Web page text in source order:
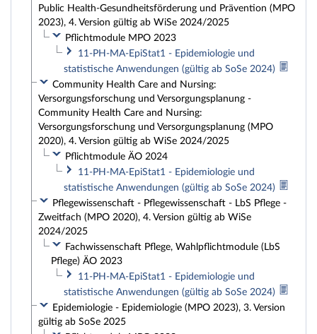
Public Health-Gesundheitsförderung und Prävention (MPO
2023), 4. Version gültig ab WiSe 2024/2025
Pflichtmodule MPO 2023
11-PH-MA-EpiStat1 - Epidemiologie und
statistische Anwendungen (gültig ab SoSe 2024)
Community Health Care and Nursing:
Versorgungsforschung und Versorgungsplanung -
Community Health Care and Nursing:
Versorgungsforschung und Versorgungsplanung (MPO
2020), 4. Version gültig ab WiSe 2024/2025
Pflichtmodule ÄO 2024
11-PH-MA-EpiStat1 - Epidemiologie und
statistische Anwendungen (gültig ab SoSe 2024)
Pflegewissenschaft - Pflegewissenschaft - LbS Pflege -
Zweitfach (MPO 2020), 4. Version gültig ab WiSe
2024/2025
Fachwissenschaft Pflege, Wahlpflichtmodule (LbS
Pflege) ÄO 2023
11-PH-MA-EpiStat1 - Epidemiologie und
statistische Anwendungen (gültig ab SoSe 2024)
Epidemiologie - Epidemiologie (MPO 2023), 3. Version
gültig ab SoSe 2025